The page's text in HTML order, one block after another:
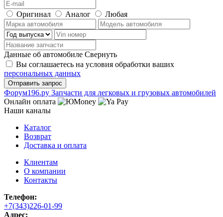
Оригинал Аналог Любая
Данные об автомобиле Свернуть
Вы соглашаетесь на условия обработки ваших
персональных данных
Фoрум196.ру Запчасти для легковых и грузовых автомобилей
Онлайн оплата
Наши каналы
Каталог
Возврат
Доставка и оплата
Клиентам
О компании
Контакты
Телефон:
+7(343)226-01-99
Адрес: